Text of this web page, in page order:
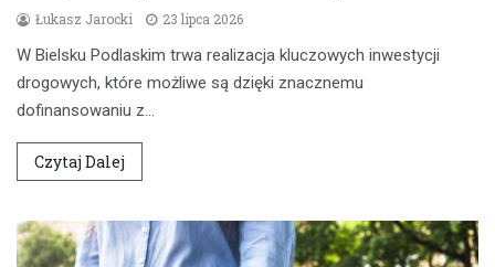
Łukasz Jarocki 23 lipca 2026
W Bielsku Podlaskim trwa realizacja kluczowych inwestycji
drogowych, które możliwe są dzięki znacznemu
dofinansowaniu z…
Czytaj Dalej